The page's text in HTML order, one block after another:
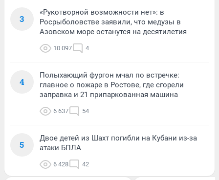
3
«Рукотворной возможности нет»: в
Росрыболовстве заявили, что медузы в
Азовском море останутся на десятилетия
10 097 4
4
Полыхающий фургон мчал по встречке:
главное о пожаре в Ростове, где сгорели
заправка и 21 припаркованная машина
6 637 54
5
Двое детей из Шахт погибли на Кубани из-за
атаки БПЛА
6 428 42